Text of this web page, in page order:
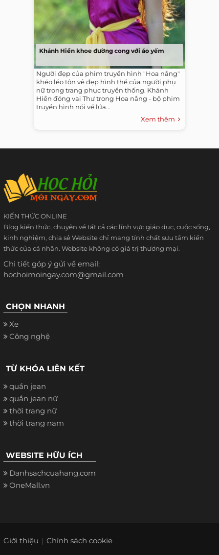
Khánh Hiền khoe đường cong với áo yếm
Người đẹp của phim truyền hình "Hoa nắng"
khéo léo tôn vẻ đẹp hình thể của người phụ
nữ trong trang phục truyền thống. Khánh
Hiền đóng vai Thư trong Hoa nắng - bộ phim
truyền hình nói về lứa...
Xem thêm
KIẾN THỨC ONLINE
Blog kiến thức, chuyên về tất cả các lĩnh vực giáo dục, cuộc sống,
kinh nghiệm, chia sẻ Website chỉ mang tính chất sưu tầm kiến
thức của cá nhân. Website không có giá trị thương mại.
Chi tiết góp ý gửi về email:
hochoimoingay.com@gmail.com
CHỌN NHANH
Xe
Công nghệ
TỪ KHÓA LIÊN KẾT
quần jean
quần jean nữ
thời trang nữ
thời trang nam
WEBSITE HỮU ÍCH
Danhsachcuahang.com
OneMall.vn
Giới thiệu Chính sách cookie